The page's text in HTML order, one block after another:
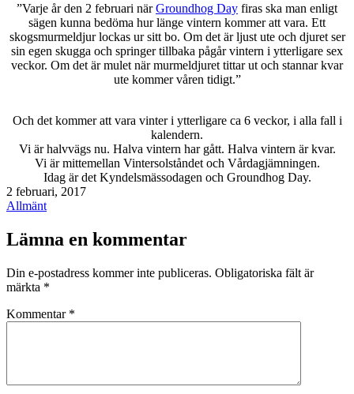
”Varje år den 2 februari närGroundhog Day firas ska man enligt
sägen kunna bedöma hur länge vintern kommer att vara. Ett
skogsmurmeldjur lockas ur sitt bo. Om det är ljust ute och djuret ser
sin egen skugga och springer tillbaka pågår vintern i ytterligare sex
veckor. Om det är mulet när murmeldjuret tittar ut och stannar kvar
ute kommer våren tidigt.”
Och det kommer att vara vinter i ytterligare ca 6 veckor, i alla fall i
kalendern.
Vi är halvvägs nu. Halva vintern har gått. Halva vintern är kvar.
Vi är mittemellan Vintersolståndet och Vårdagjämningen.
Idag är det Kyndelsmässodagen och Groundhog Day.
Publicerat
den
2 februari, 2017
Kategoriserat
Allmänt
Lämna en kommentar
Din e-postadress kommer inte publiceras. Obligatoriska fält är
märkta *
Kommentar *